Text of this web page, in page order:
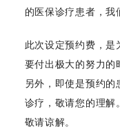
船曳美也子医生将出演
关于一般不孕症治疗中
的医保诊疗患者，我
此次设定预约费，
要付出极大的努力的
另外，即使是预约
诊疗，敬请您的理解
敬请谅解。